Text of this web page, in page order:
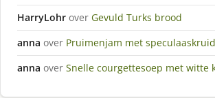
HarryLohr over Gevuld Turks brood
anna over Pruimenjam met
anna over Snelle courgettesoep met witte